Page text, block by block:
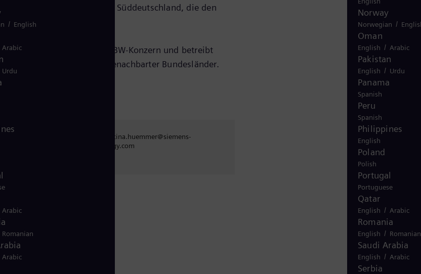
Norway
Norwegian /
Oman
English / Arabic
Pakistan
English / Urdu
Panama
Spanish
Peru
Spanish
Philippines
English
Poland
Polish
Portugal
Portuguese
Qatar
English / Arabic
Romania
English / Romanian
Saudi Arabia
English / Arabic
Serbia
große Kraftwerksblöcke in Süddeutschland, die den
genommen werden.
im EnBW-Konzern und betreibt
sowie in Randbereichen benachbarter Bundesländer.
christina.huemmer@siemens-
energy.com
/ English
Arabic
Urdu
Arabic
Romanian
Arabic